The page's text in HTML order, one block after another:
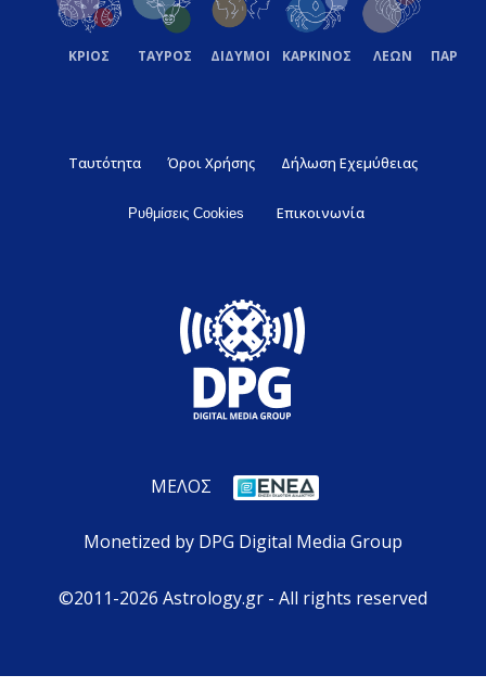
ΚΡΙΟΣ ΤΑΥΡΟΣ ΔΙΔΥΜΟΙ ΚΑΡΚΙΝΟΣ ΛΕΩΝ
Ταυτότητα Όροι Χρήσης Δήλωση Εχεμύθειας
Ρυθμίσεις Cookies Επικοινωνία
ΜΕΛΟΣ
Monetized by DPG Digital Media Group
©2011-2026 Astrology.gr - All rights reserved